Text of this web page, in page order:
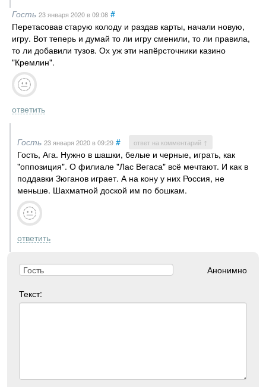
Гость 23 января 2020в 09:08 #
Перетасовав старую колоду и раздав карты, начали новую,
игру. Вот теперь и думай то ли игру сменили, то ли правила,
то ли добавили тузов. Ох уж эти напёрсточники казино
"Кремлин".
ответить
Гость 23 января 2020в 09:29 # ответ на комментарий ↑
Гость, Ага. Нужно в шашки, белые и черные, играть, как
"оппозиция". О филиале "Лас Вегаса" всё мечтают. И как в
поддавки Зюганов играет. А на кону у них Россия, не
меньше. Шахматной доской им по бошкам.
ответить
Анонимно
Текст: